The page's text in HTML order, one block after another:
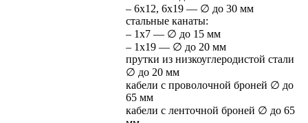
– 6х12, 6х19 — ∅ до 30 мм
стальные канаты:
– 1х7 — ∅ до 15 мм
– 1х19 — ∅ до 20 мм
прутки из низкоуглеродистой стали
∅ до 20 мм
кабели с проволочной броней ∅ до
65 мм
кабели с ленточной броней ∅ до 65